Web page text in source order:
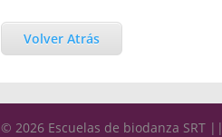
Volver Atrás
© 2026 Escuelas de biodanza SRT ||